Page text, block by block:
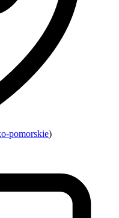
pomorskie)